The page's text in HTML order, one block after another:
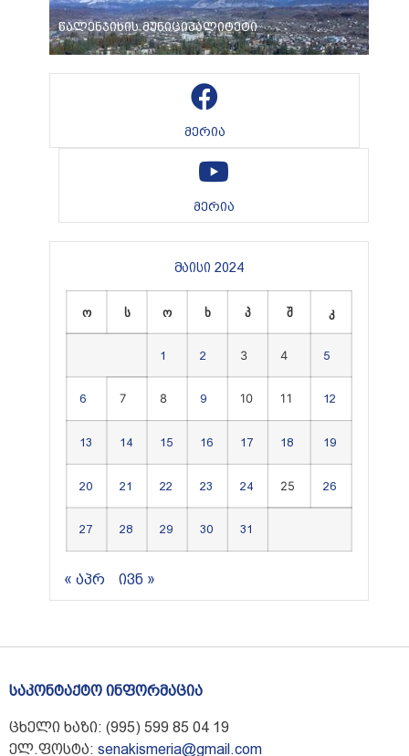
წალენჯიხის მუნიციპალიტეტი
მერია
მერია
მაისი 2024
ო ს ო ხ პ შ კ
1 2 3 4 5
6 7 8 9 10 11 12
13 14 15 16 17 18 19
20 21 22 23 24 25 26
27 28 29 30 31
« აპრ ივნ »
საკონტაქტო ინფორმაცია
ცხელი ხაზი: (995) 599 85 04 19
ელ.ფოსტა: senakismeria@gmail.com